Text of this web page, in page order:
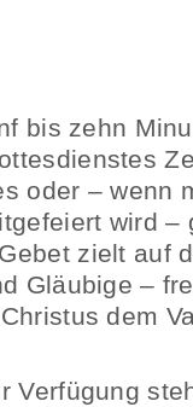
bis zehn
oder – wenn
wird –
zielt auf
Gläubige –
dem
Verfügung